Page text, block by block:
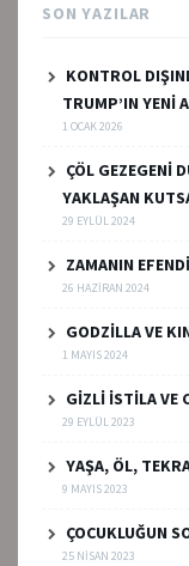
SON YAZILAR
KONTROL
TRUMP’IN YENİ
1 OCAK 2026
ÇÖL GEZEGENİ
YAKLAŞAN
29 EYLÜL 2024
ZAMANIN
26 HAZIRAN 2024
GODZİLLA VE
1 MAYIS 2024
GİZLİ İSTİLA VE
29 EYLÜL 2023
YAŞA, ÖL,
9 MAYIS 2023
ÇOCUKLUĞUN
25 NISAN 2023